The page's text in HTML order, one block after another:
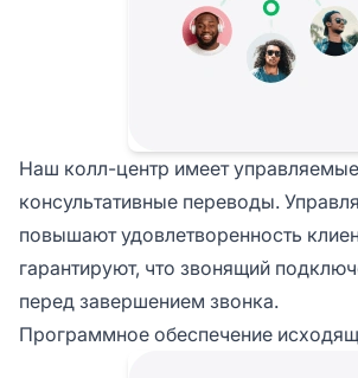
Наш колл-центр имеет
консультативные переводы.
повышают удовлетворенность
гарантируют, что звонящий
перед завершением звонка.
Программное обеспечение